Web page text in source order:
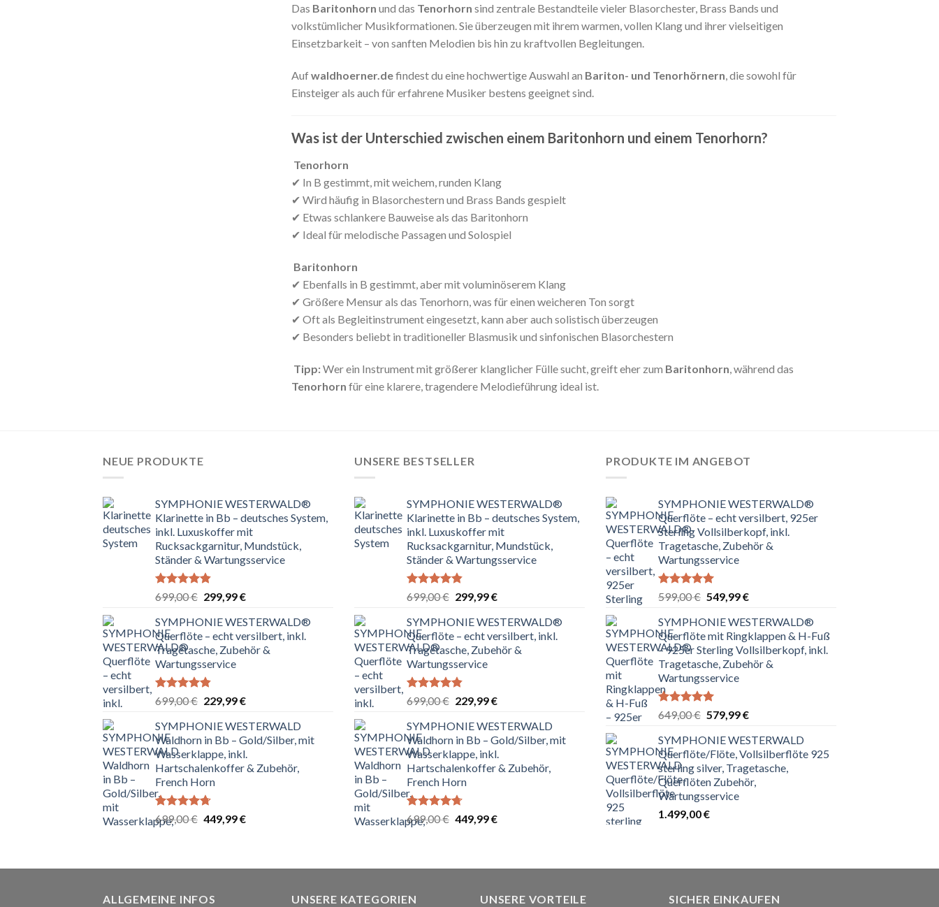
Das Baritonhorn und das Tenorhorn sind zentrale Bestandteile vieler Blasorchester, Brass Bands und
volkstümlicher Musikformationen. Sie überzeugen mit ihrem warmen, vollen Klang und ihrer vielseitigen
Einsetzbarkeit – von sanften Melodien bis hin zu kraftvollen Begleitungen.
Aufwaldhoerner.defindest du eine hochwertige Auswahl an Bariton- und Tenorhörnern , die sowohl für
Einsteiger als auch für erfahrene Musiker bestens geeignet sind.
Was ist der Unterschied zwischen einem Baritonhorn und einem Tenorhorn?
Tenorhorn
✔ In B gestimmt, mit weichem, runden Klang
✔ Wird häufig in Blasorchestern und Brass Bands gespielt
✔ Etwas schlankere Bauweise als das Baritonhorn
✔ Ideal für melodische Passagen und Solospiel
Baritonhorn
✔ Ebenfalls in B gestimmt, aber mit voluminöserem Klang
✔ Größere Mensur als das Tenorhorn, was für einen weicheren Ton sorgt
✔ Oft als Begleitinstrument eingesetzt, kann aber auch solistisch überzeugen
✔ Besonders beliebt in traditioneller Blasmusik und sinfonischen Blasorchestern
Tipp:Wer ein Instrument mit größerer klanglicher Fülle sucht, greift eher zum Baritonhorn, während das
Tenorhorn für eine klarere, tragendere Melodieführung ideal ist.
NEUE PRODUKTE
SYMPHONIE WESTERWALD®
Klarinette in Bb – deutsches System,
inkl. Luxuskoffer mit
Rucksackgarnitur, Mundstück,
Ständer & Wartungsservice
Bewertet
4.80
von 5
699,00€ Ursprünglicher
war:
699,00 €
299,99€Aktueller
ist:
299,99 €.
SYMPHONIE WESTERWALD®
Querflöte – echt versilbert, inkl.
Tragetasche, Zubehör &
Wartungsservice
Bewertet
4.83
von 5
699,00€ Ursprünglicher
war:
699,00 €
229,99€Aktueller
ist:
229,99 €.
SYMPHONIE WESTERWALD
Waldhorn in Bb – Gold/Silber, mit
Wasserklappe, inkl.
Hartschalenkoffer & Zubehör,
French Horn
Bewertet
mit4.67
699,00€ Ursprünglicher
449,99€Aktueller
UNSERE BESTSELLER
SYMPHONIE WESTERWALD®
Klarinette in Bb – deutsches System,
inkl. Luxuskoffer mit
Rucksackgarnitur, Mundstück,
Ständer & Wartungsservice
Bewertet
4.80
von 5
699,00€ Ursprünglicher
war:
699,00 €
299,99€Aktueller
ist:
299,99 €.
SYMPHONIE WESTERWALD®
Querflöte – echt versilbert, inkl.
Tragetasche, Zubehör &
Wartungsservice
Bewertet
4.83
von 5
699,00€ Ursprünglicher
war:
699,00 €
229,99€Aktueller
ist:
229,99 €.
SYMPHONIE WESTERWALD
Waldhorn in Bb – Gold/Silber, mit
Wasserklappe, inkl.
Hartschalenkoffer & Zubehör,
French Horn
Bewertet
mit4.67
699,00€ Ursprünglicher
449,99€Aktueller
PRODUKTE IM ANGEBOT
SYMPHONIE WESTERWALD®
Querflöte – echt versilbert, 925er
Sterling Vollsilberkopf, inkl.
Tragetasche, Zubehör &
Wartungsservice
Bewertet
5.00
von 5
599,00€ Ursprünglicher
war:
599,00 €
549,99€Aktueller
ist:
549,99 €.
SYMPHONIE WESTERWALD®
Querflöte mit Ringklappen & H-Fuß
– 925er Sterling Vollsilberkopf, inkl.
Tragetasche, Zubehör &
Wartungsservice
Bewertet
5.00
von 5
649,00€ Ursprünglicher
war:
649,00 €
579,99€Aktueller
ist:
579,99 €.
SYMPHONIE WESTERWALD
Querflöte/Flöte, Vollsilberflöte 925
sterling silver, Tragetasche,
Querflöten Zubehör,
Wartungsservice
1.499,00€
ALLGEMEINE INFOS UNSERE KATEGORIEN UNSERE VORTEILE SICHER EINKAUFEN